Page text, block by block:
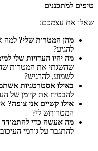
טיפים למתכננים
שאלו את עצמכם:
מהן המטרות שלי? למה
להגיע?
מה יהיו העדויות שלי
שהשגתי את המטרות
לשמוע, להרגיש?
באילו אסטרטגיות
להבטיח את קיומן של
אילו קשיים אני צופה?
המטרותש לי?
מה אעשה כדי
להתגבר על גורמי